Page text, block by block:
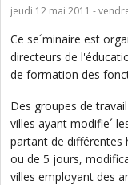
jeudi 12 mai 2011 -
Ce se´minaire est
directeurs de
de formation des
Des groupes de
villes ayant modifie´
partant de différentes
ou de 5 jours,
villes employant des